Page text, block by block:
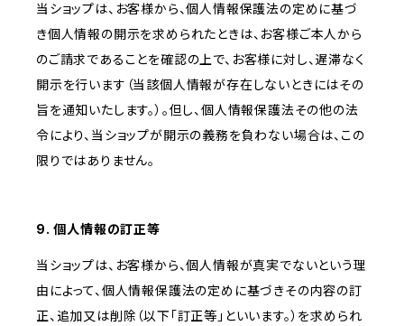
当ショップは、お客様から、個人情報保護法の定めに基づ
き個人情報の開示を求められたときは、お客様ご本人から
のご請求であることを確認の上で、お客様に対し、遅滞なく
開示を行います（当該個人情報が存在しないときにはその
旨を通知いたします。）。但し、個人情報保護法その他の法
令により、当ショップが開示の義務を負わない場合は、この
限りではありません。
9. 個人情報の訂正等
当ショップは、お客様から、個人情報が真実でないという理
由によって、個人情報保護法の定めに基づきその内容の訂
正、追加又は削除（以下「訂正等」といいます。）を求められ